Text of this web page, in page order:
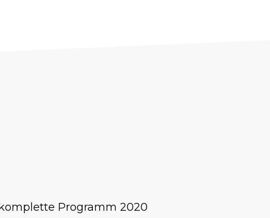
Programm 2020